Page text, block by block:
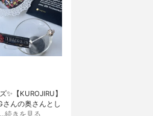
【KUROJIRU】
さんの奥さんとし
続きを見る